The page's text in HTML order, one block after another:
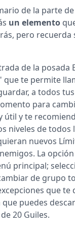
de la parte
un elemento
pero recuerda
de la posada
que te permite
a todos
para
útil y te
niveles de todos
nuevos
La opción
principal;
de grupo
que te
puedes
20 Guiles.